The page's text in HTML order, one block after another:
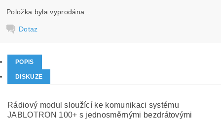
Položka byla vyprodána...
Dotaz
POPIS
DISKUZE
Rádiový modul sloužící ke komunikaci systému
JABLOTRON 100+ s jednosměrnými bezdrátovými